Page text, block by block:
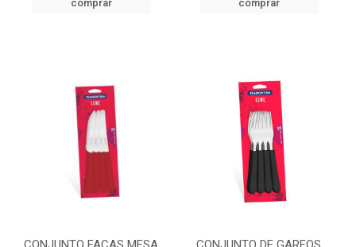
comprar
comprar